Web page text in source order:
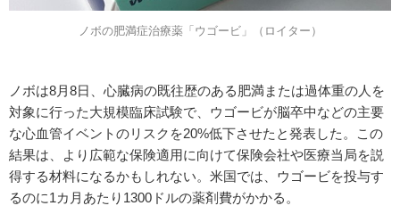
ノボの肥満症治療薬「ウゴービ」（ロイター）
ノボは8月8日、心臓病の既往歴のある肥満または過体重の人を
対象に行った大規模臨床試験で、ウゴービが脳卒中などの主要
な心血管イベントのリスクを20%低下させたと発表した。この
結果は、より広範な保険適用に向けて保険会社や医療当局を説
得する材料になるかもしれない。米国では、ウゴービを投与す
るのに1カ月あたり1300ドルの薬剤費がかかる。